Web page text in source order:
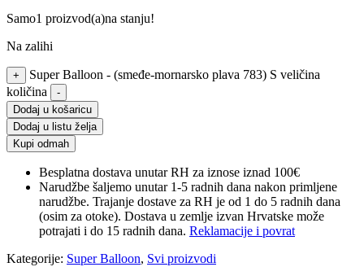
Samo1 proizvod(a)na stanju!
Na zalihi
+
Super Balloon - (smeđe-mornarsko plava 783) S veličina
količina
-
Dodaj u košaricu
Dodaj u listu želja
Kupi odmah
Besplatna dostava unutar RH za iznose iznad 100€
Narudžbe šaljemo unutar 1-5 radnih dana nakon primljene
narudžbe. Trajanje dostave za RH je od 1 do 5 radnih dana
(osim za otoke). Dostava u zemlje izvan Hrvatske može
potrajati i do 15 radnih dana. Reklamacije i povrat
Kategorije: Super Balloon, Svi proizvodi